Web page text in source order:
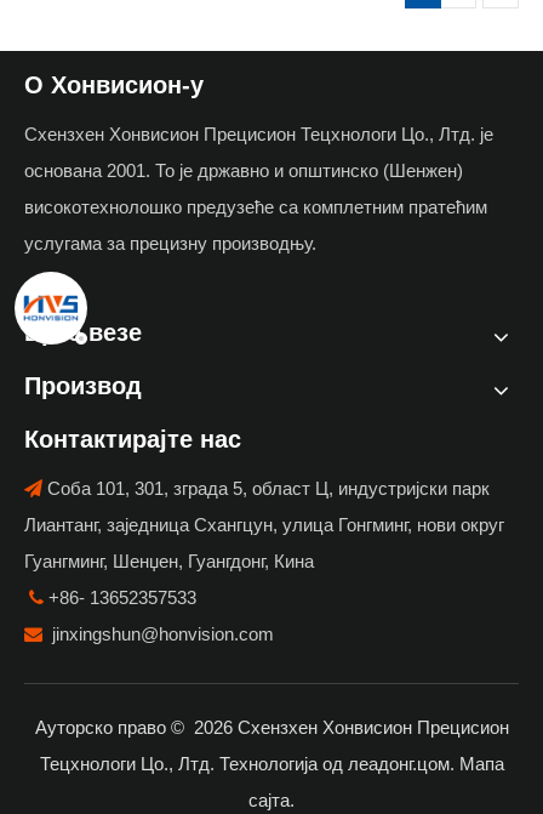
О Хонвисион-у
Схензхен Хонвисион Прецисион Тецхнологи Цо., Лтд. је
основана 2001. То је државно и општинско (Шенжен)
високотехнолошко предузеће са комплетним пратећим
услугама за прецизну производњу.
Брзе везе
Производ
Контактирајте нас
 Соба 101, 301, зграда 5, област Ц, индустријски парк
Лиантанг, заједница Схангцун, улица Гонгминг, нови округ
Гуангминг, Шенџен, Гуангдонг, Кина
 +86- 13652357533
 jinxingshun@honvision.com
Ауторско право © 2026Схензхен Хонвисион Прецисион
Тецхнологи Цо., Лтд. Технологија од леадонг.цом. Мапа
сајта.